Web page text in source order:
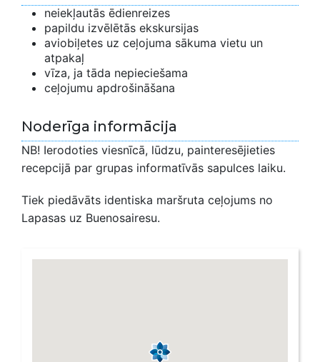
neiekļautās ēdienreizes
papildu izvēlētās ekskursijas
aviobiļetes uz ceļojuma sākuma vietu un
atpakaļ
vīza, ja tāda nepieciešama
ceļojumu apdrošināšana
Noderīga informācija
NB! Ierodoties viesnīcā, lūdzu, painteresējieties
recepcijā par grupas informatīvās sapulces laiku.
Tiek piedāvāts identiska maršruta ceļojums no
Lapasas uz Buenosairesu.